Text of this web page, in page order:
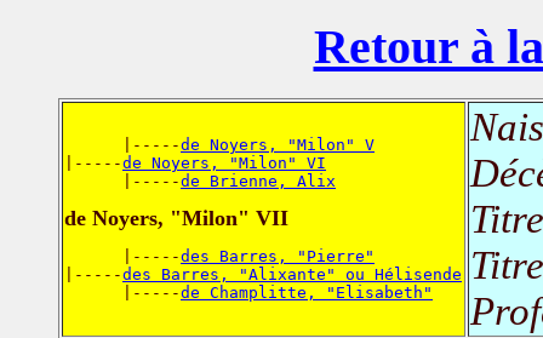
Retour à
      |-----
de Noyers, "Milon" V
|-----de Noyers, "Milon" VI
      |-----
de Brienne, Alix
de Noyers, "Milon" VII
      |-----
des Barres, "Pierre"
|-----des Barres, "Alixante" ou Hélisende
      |-----
de Champlitte, "Elisabeth"